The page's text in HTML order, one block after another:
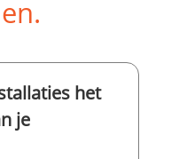
het
je